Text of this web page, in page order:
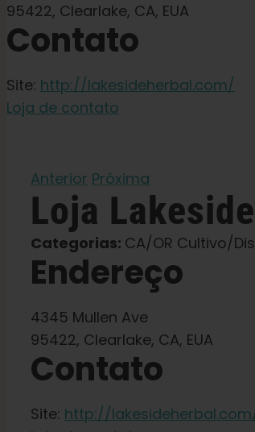
95422, Clearlake, CA, EUA
Contato
Site: http://lakesideherbal.com/
Loja de contato
Anterior Próxima
Loja
Categorias: CA/OR Cultivo/
Endereço
4345 Mullen Ave
95422, Clearlake, CA, EUA
Contato
Site: http://